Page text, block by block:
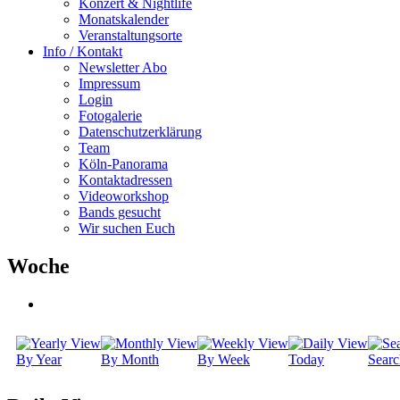
Konzert & Nightlife
Monatskalender
Veranstaltungsorte
Info / Kontakt
Newsletter Abo
Impressum
Login
Fotogalerie
Datenschutzerklärung
Team
Köln-Panorama
Kontaktadressen
Videoworkshop
Bands gesucht
Wir suchen Euch
Woche
By Year By Month By Week Today